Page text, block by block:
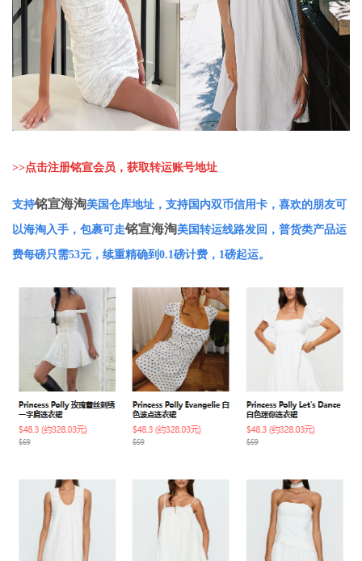
>>点击注册铭宣会员，获取转运账号地址
支持铭宣海淘美国仓库地址，支持国内双币信用卡，喜欢的朋友可
以海淘入手，包裹可走铭宣海淘美国转运线路发回，普货类产品运
费每磅只需53元，续重精确到0.1磅计费，1磅起运。